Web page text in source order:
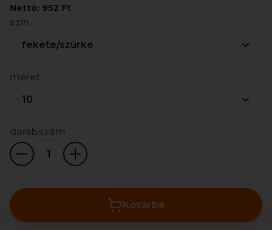
Nettó: 952 Ft
szín
fekete/szürke
méret
10
darabszám
Kosárba